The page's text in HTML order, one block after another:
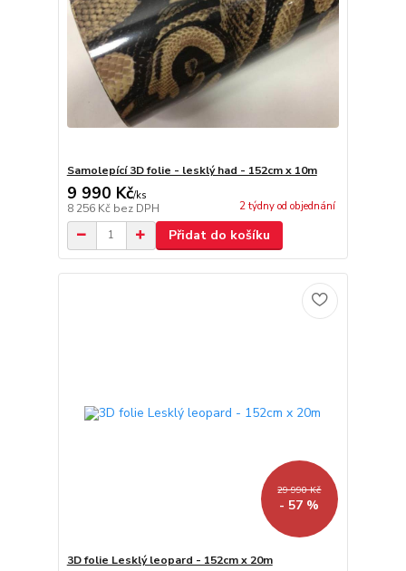
Samolepící 3D folie - lesklý had - 152cm x 10m
9 990 Kč/ks
8 256 Kč bez DPH 2 týdny od objednání
Přidat do košíku
29 990 Kč
- 57 %
3D folie Lesklý leopard - 152cm x 20m